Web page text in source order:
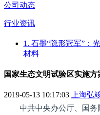
公司动态
行业资讯
1. 石墨“隐形冠军”：
材料
国家生态文明试验区实施
2019-05-13 10:17:03 上海弘
中共中央办公厅、国